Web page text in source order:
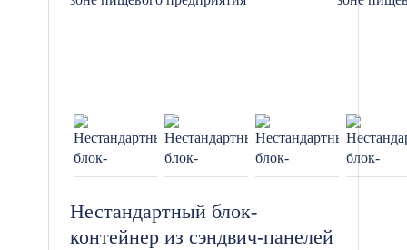
Системы безопасности:
Установки для шумоизоляции:
дополнительного комфорта и
уединения для гостей.
Нестандартный блок-
контейнер из сэндвич-панелей